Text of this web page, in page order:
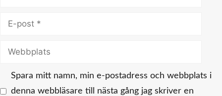
Webbplats
Spara mitt namn, min e-postadress och webbplats i
denna webbläsare till nästa gång jag skriver en